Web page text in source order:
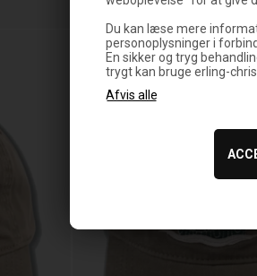
Du kan læse mere
personoplysninger i
En sikker og tryg
trygt kan bruge erling-